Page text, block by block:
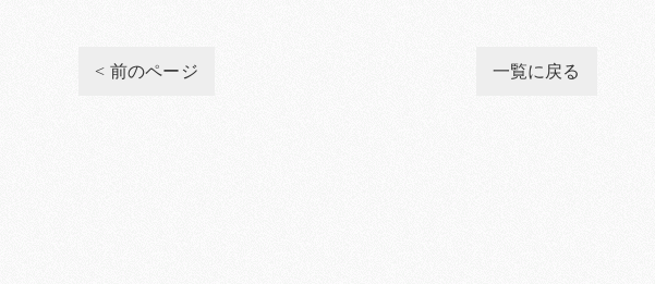
< 前のページ 一覧に戻る